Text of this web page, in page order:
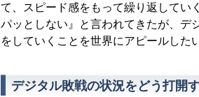
て、スピード感をもって繰り返してい
パッとしない』と言われてきたが、デ
をしていくことを世界にアピールした
デジタル敗戦の状況をどう打開